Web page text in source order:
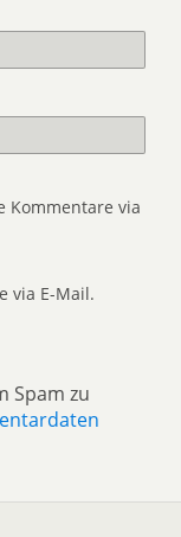
Kommentare via
via E-Mail.
Spam zu